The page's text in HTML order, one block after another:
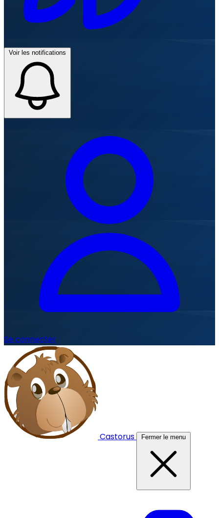
Voir les notifications
Se connecter
Castorus Fermer le menu